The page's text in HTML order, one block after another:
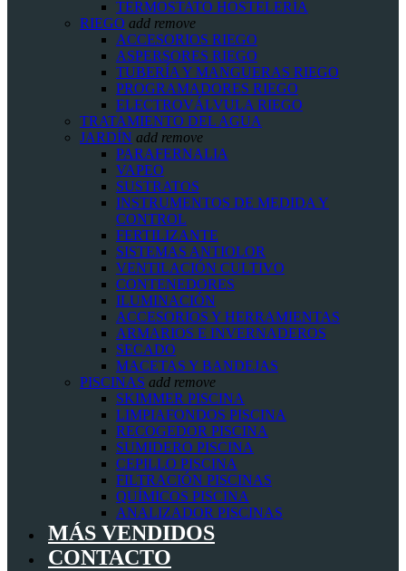
TERMOSTATO HOSTELERÍA
RIEGO add remove
ACCESORIOS RIEGO
ASPERSORES RIEGO
TUBERÍA Y MANGUERAS RIEGO
PROGRAMADORES RIEGO
ELECTROVÁLVULA RIEGO
TRATAMIENTO DEL AGUA
JARDÍN add remove
PARAFERNALIA
VAPEO
SUSTRATOS
INSTRUMENTOS DE MEDIDA Y
CONTROL
FERTILIZANTE
SISTEMAS ANTIOLOR
VENTILACIÓN CULTIVO
CONTENEDORES
ILUMINACIÓN
ACCESORIOS Y HERRAMIENTAS
ARMARIOS E INVERNADEROS
SECADO
MACETAS Y BANDEJAS
PISCINAS add remove
SKIMMER PISCINA
LIMPIAFONDOS PISCINA
RECOGEDOR PISCINA
SUMIDERO PISCINA
CEPILLO PISCINA
FILTRACIÓN PISCINAS
QUÍMICOS PISCINA
ANALIZADOR PISCINAS
MÁS VENDIDOS
CONTACTO